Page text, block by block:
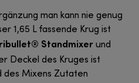
man kann nie genug
1,65 L fassende Krug ist
Standmixer und
Deckel des Kruges ist
des Mixens Zutaten